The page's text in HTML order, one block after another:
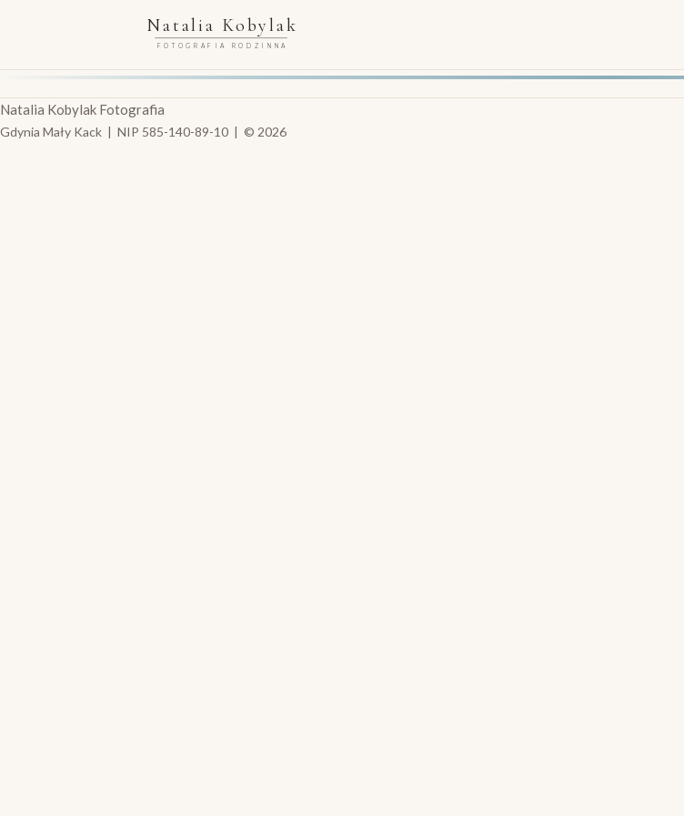
Natalia Kobylak
FOTOGRAFIA RODZINNA
Natalia Kobylak Fotografia
Gdynia Mały Kack | NIP 585-140-89-10 | © 2026